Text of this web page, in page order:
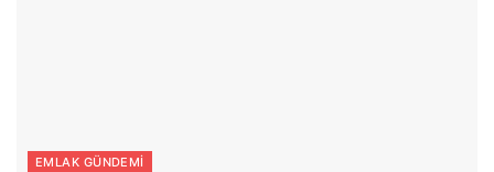
EMLAK GÜNDEMI